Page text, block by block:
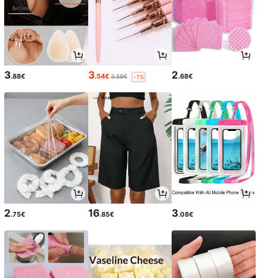
3.88€ 3.54€ 3.58€ -1% 2.68€
2.75€ 16.85€ 3.08€